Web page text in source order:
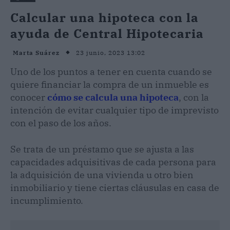
Calcular una hipoteca con la
ayuda de Central Hipotecaria
Marta Suárez 23 junio, 2023 13:02
Uno de los puntos a tener en cuenta cuando se
quiere financiar la compra de un inmueble es
conocer cómo se calcula una hipoteca, con la
intención de evitar cualquier tipo de imprevisto
con el paso de los años.
Se trata de un préstamo que se ajusta a las
capacidades adquisitivas de cada persona para
la adquisición de una vivienda u otro bien
inmobiliario y tiene ciertas cláusulas en casa de
incumplimiento.